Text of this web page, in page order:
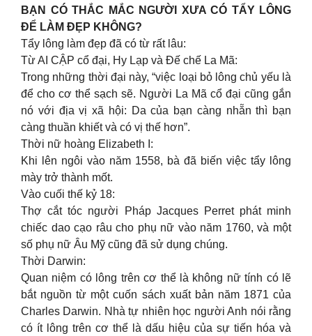
BẠN CÓ THẮC MẮC NGƯỜI XƯA CÓ TẨY LÔNG
ĐỂ LÀM ĐẸP KHÔNG?
Tẩy lông làm đẹp đã có từ rất lâu:
Từ AI CẬP cổ đại, Hy Lạp và Đế chế La Mã:
Trong những thời đại này, “việc loại bỏ lông chủ yếu là
để cho cơ thể sạch sẽ. Người La Mã cổ đại cũng gắn
nó với địa vị xã hội: Da của bạn càng nhẵn thì bạn
càng thuần khiết và có vị thế hơn”.
Thời nữ hoàng Elizabeth I:
Khi lên ngôi vào năm 1558, bà đã biến việc tẩy lông
mày trở thành mốt.
Vào cuối thế kỷ 18:
Thợ cắt tóc người Pháp Jacques Perret phát minh
chiếc dao cạo râu cho phụ nữ vào năm 1760, và một
số phụ nữ Âu Mỹ cũng đã sử dụng chúng.
Thời Darwin:
Quan niệm có lông trên cơ thể là không nữ tính có lẽ
bắt nguồn từ một cuốn sách xuất bản năm 1871 của
Charles Darwin. Nhà tự nhiên học người Anh nói rằng
có ít lông trên cơ thể là dấu hiệu của sự tiến hóa và